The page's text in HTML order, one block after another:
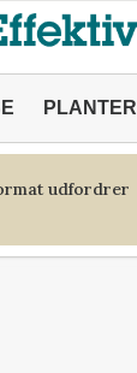
PLANTER
udfordrer